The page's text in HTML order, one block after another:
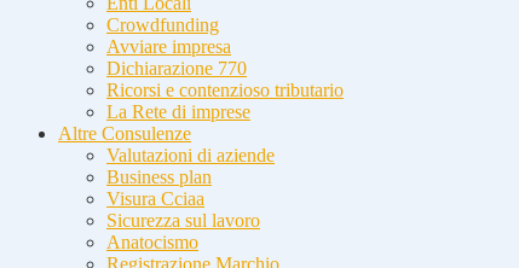
Crowdfunding
Avviare impresa
Dichiarazione 770
Ricorsi e contenzioso tributario
La Rete di imprese
Altre Consulenze
Valutazioni di aziende
Business plan
Visura Cciaa
Sicurezza sul lavoro
Anatocismo
Registrazione Marchio